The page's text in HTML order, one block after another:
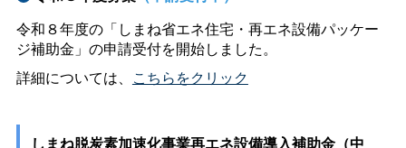
令和８年度の「しまね省エネ住宅・再エネ設備パッケー
ジ補助金」の申請受付を開始しました。
詳細については、 こちらをクリック
しまね脱炭素加速化事業再エネ設備導入補助金（中